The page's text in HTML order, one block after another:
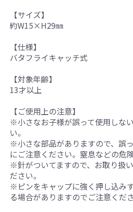
【サイズ】
約W15×H29㎜
【仕様】
バタフライキャッチ式
【対象年齢】
13才以上
【ご使用上の注意】
※小さなお子様が誤って使用しな
い。
※小さな部品がありますので、誤
にご注意ください。窒息などの危
※針がついてますので、お取り扱
ださい。
※ピンをキャップに強く押し込み
る場合がありますのでご注意くださ